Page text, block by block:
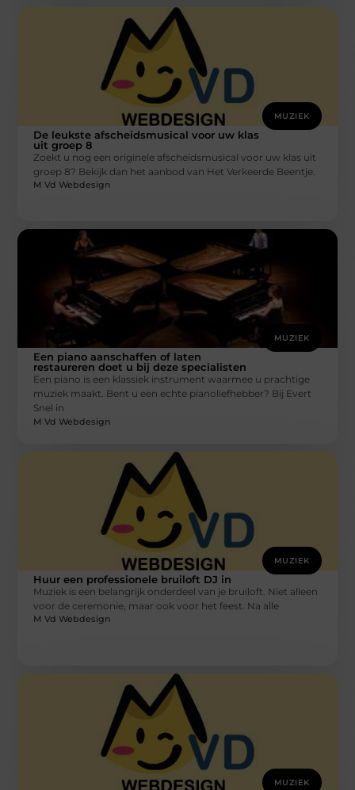
MUZIEK
De leukste afscheidsmusical voor uw klas
uit groep 8
Zoekt u nog een originele afscheidsmusical voor uw klas uit
groep 8? Bekijk dan het aanbod van Het Verkeerde Beentje.
M Vd Webdesign
MUZIEK
Een piano aanschaffen of laten
restaureren doet u bij deze specialisten
Een piano is een klassiek instrument waarmee u prachtige
muziek maakt. Bent u een echte pianoliefhebber? Bij Evert
Snel in
M Vd Webdesign
MUZIEK
Huur een professionele bruiloft DJ in
Muziek is een belangrijk onderdeel van je bruiloft. Niet alleen
voor de ceremonie, maar ook voor het feest. Na alle
M Vd Webdesign
MUZIEK